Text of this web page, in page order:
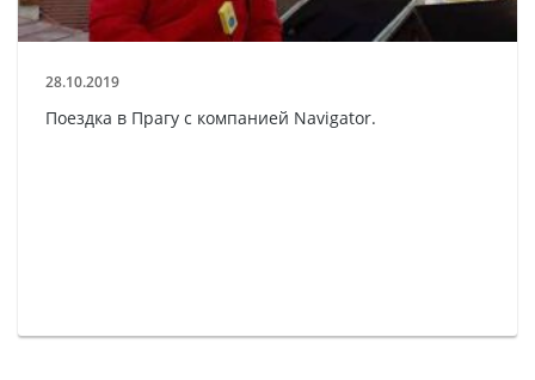
28.10.2019
Поездка в Прагу с компанией Navigator.